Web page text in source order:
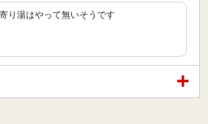
り湯はやって無いそうです